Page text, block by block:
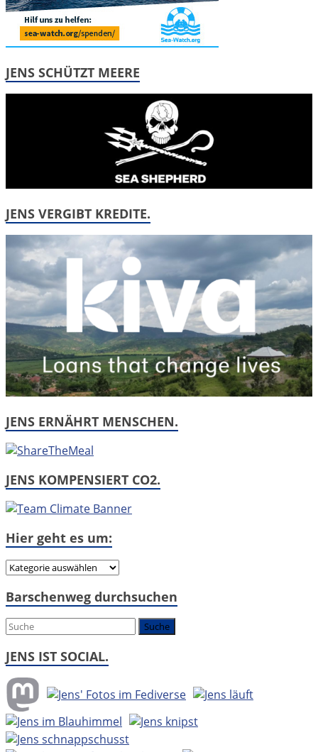
JENS SCHÜTZT MEERE
JENS VERGIBT KREDITE.
JENS ERNÄHRT MENSCHEN.
JENS KOMPENSIERT CO2.
Hier geht es um:
Hier
es
Barschenweg durchsuchen
JENS IST SOCIAL.